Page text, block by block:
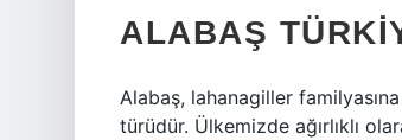
ALABAŞ
Alabaş, lahanagiller
türüdür. Ülkemizde ağırlıklı